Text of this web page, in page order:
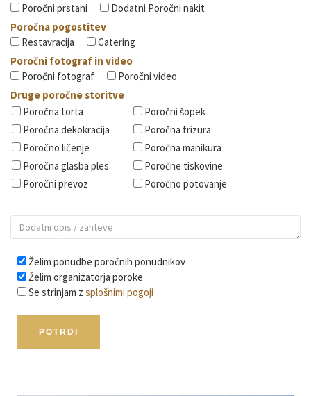
Poročni prstani
Dodatni Poročni nakit
Poročna pogostitev
Restavracija
Catering
Poročni fotograf in video
Poročni fotograf
Poročni video
Druge poročne storitve
Poročna torta
Poročni šopek
Poročna dekokracija
Poročna frizura
Poročno ličenje
Poročna manikura
Poročna glasba ples
Poročne tiskovine
Poročni prevoz
Poročno potovanje
Želim ponudbe poročnih ponudnikov
Želim organizatorja poroke
Se strinjam z splošnimi pogoji